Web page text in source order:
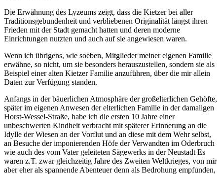
Die Erwähnung des Lyzeums zeigt, dass die Kietzer bei aller
Traditionsgebundenheit und verbliebenen Originalität längst ihren
Frieden mit der Stadt gemacht hatten und deren moderne
Einrichtungen nutzten und auch auf sie angewiesen waren.
Wenn ich übrigens, wie soeben, Mitglieder meiner eigenen Familie
erwähne, so nicht, um sie besonders herauszustellen, sondern sie als
Beispiel einer alten Kietzer Familie anzuführen, über die mir allein
Daten zur Verfügung standen.
Anfangs in der bäuerlichen Atmosphäre der großelterlichen Gehöfte,
später im eigenen Anwesen der elterlichen Familie in der damaligen
Horst-Wessel-Straße, habe ich die ersten 10 Jahre einer
unbeschwerten Kindheit verbracht mit späterer Erinnerung an die
Idylle der Wiesen an der Vorflut und an diese mit dem Wehr selbst,
an Besuche der imponierenden Höfe der Verwandten im Oderbruch
wie auch des vom Vater geleiteten Sägewerks in der Neustadt Es
waren z.T. zwar gleichzeitig Jahre des Zweiten Weltkrieges, von mir
aber eher als spannende Abenteuer denn als Bedrohung empfunden,